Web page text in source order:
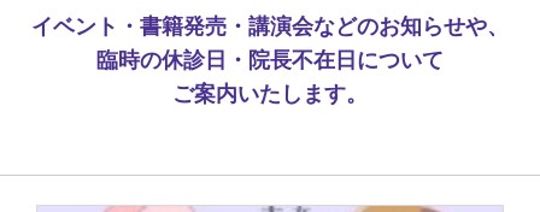
イベント・書籍発売・講演会などのお知らせや、
臨時の休診日・院長不在日について
ご案内いたします。